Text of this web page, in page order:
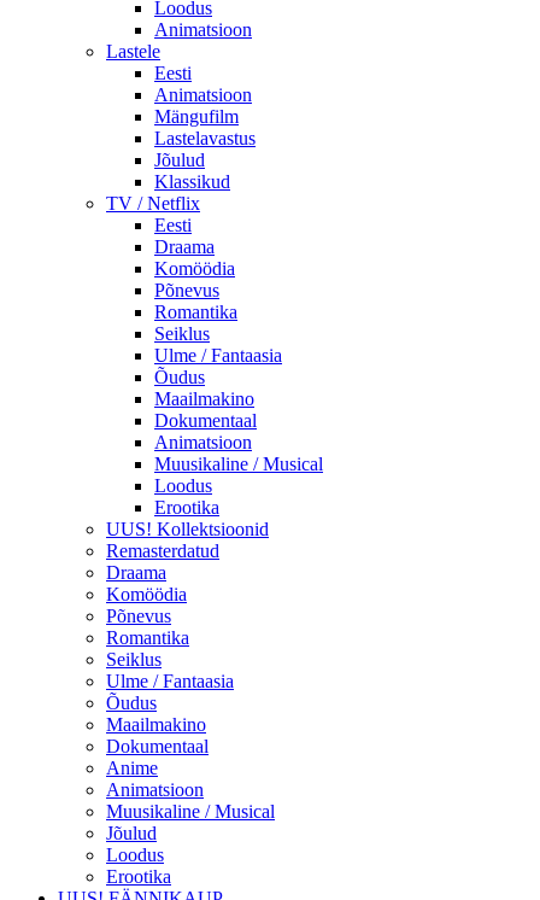
Loodus
Animatsioon
Lastele
Eesti
Animatsioon
Mängufilm
Lastelavastus
Jõulud
Klassikud
TV / Netflix
Eesti
Draama
Komöödia
Põnevus
Romantika
Seiklus
Ulme / Fantaasia
Õudus
Maailmakino
Dokumentaal
Animatsioon
Muusikaline / Musical
Loodus
Erootika
UUS! Kollektsioonid
Remasterdatud
Draama
Komöödia
Põnevus
Romantika
Seiklus
Ulme / Fantaasia
Õudus
Maailmakino
Dokumentaal
Anime
Animatsioon
Muusikaline / Musical
Jõulud
Loodus
Erootika